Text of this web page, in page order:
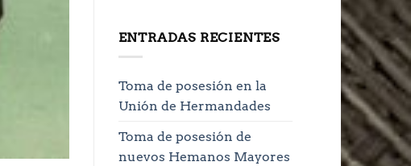
ENTRADAS RECIENTES
Toma de posesión en la
Unión de Hermandades
Toma de posesión de
nuevos Hemanos Mayores